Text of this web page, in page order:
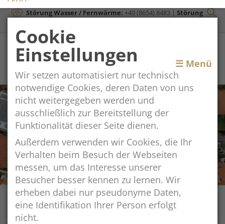
Störung Wasser / Fernwärme: +49 (8654) 8483 | Störung
Toggle
navigation
☰ Menü
Cookie
Einstellungen
Wir setzen automatisiert nur technisch
notwendige Cookies, deren Daten von uns
nicht weitergegeben werden und
ausschließlich zur Bereitstellung der
Funktionalität dieser Seite dienen.
Außerdem verwenden wir Cookies, die Ihr
Verhalten beim Besuch der Webseiten
messen, um das Interesse unserer
Besucher besser kennen zu lernen. Wir
erheben dabei nur pseudonyme Daten,
eine Identifikation Ihrer Person erfolgt
nicht.